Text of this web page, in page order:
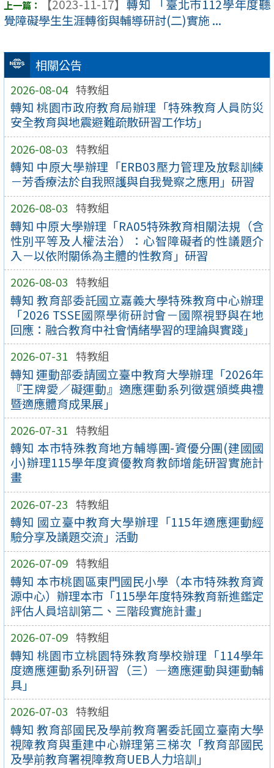
相關公告
2026-08-04 特教組
轉知 桃園市政府教育局辦理「特殊教育人員防災
安全教育與地震避難疏散研習工作坊」
2026-08-03 特教組
轉知 中原大學辦理「ERB03壓力管理及放鬆訓練
－芳香療法於自我照護與自我覺察之應用」研習
2026-08-03 特教組
轉知 中原大學辦理「RA05特殊教育相關法規（含
性別平等及人權法治）：心智障礙者的性議題介
入－以依附關係為主體的性教育」研習
2026-08-03 特教組
轉知 教育部委託國立嘉義大學特殊教育中心辦理
「2026 TSSE國際學術研討會－國際視野與在地
回應：融合教育中社會情緒學習的理論與實踐」
2026-07-31 特教組
轉知 運動部委請國立臺中教育大學辦理「2026年
『王牌愛／礙運動』適應運動系列徵選頒獎典禮
暨適應體育成果展」
2026-07-31 特教組
轉知 本市特殊教育地方輔導團-資優分團(建國國
小)辦理115學年度資優教育教師增能研習實施計
畫
2026-07-23 特教組
轉知 國立臺中教育大學辦理「115年適應運動經
驗分享及議題交流」活動
2026-07-09 特教組
轉知 本市桃園區東門國民小學（本市特殊教育資
源中心）辦理本市「115學年度特殊教育新進鑑定
評估人員培訓第二、三階段實施計畫」
2026-07-09 特教組
轉知 桃園市立桃園特殊教育學校辦理「114學年
度適應運動系列研習（三）—適應運動與運動輔
具」
2026-07-03 特教組
轉知 教育部國民及學前教育署委託國立臺南大學
視障教育與重建中心辦理第三梯次「教育部國民
及學前教育署視障教育UEB人力培訓」
【2023-11-17】 轉知 「臺北市112學年度聽
覺障礙學生生涯轉銜與輔導研討(二)實施 ...